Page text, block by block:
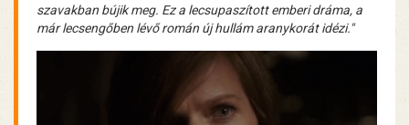
szavakban bújik meg. Ez a lecsupaszított emberi dráma, a
már lecsengőben lévő román új hullám aranykorát idézi."